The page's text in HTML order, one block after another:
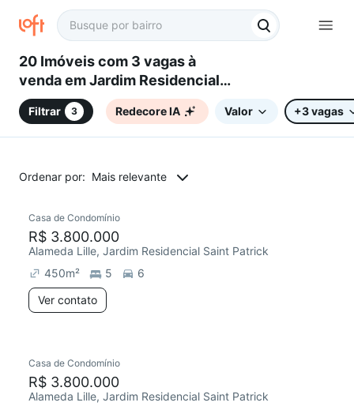
20 Imóveis com 3 vagas à
venda em Jardim Residencial
Saint Patrick, Sorocaba, SP
Filtrar 3 Redecore IA Valor +3 vagas
Ordenar por: Mais relevante
Redecorar
Casa de Condomínio
R$ 3.800.000
Alameda Lille, Jardim Residencial Saint Patrick
450m² 5
6
Ver contato
Redecorar
Casa de Condomínio
R$ 3.800.000
Alameda Lille, Jardim Residencial Saint Patrick